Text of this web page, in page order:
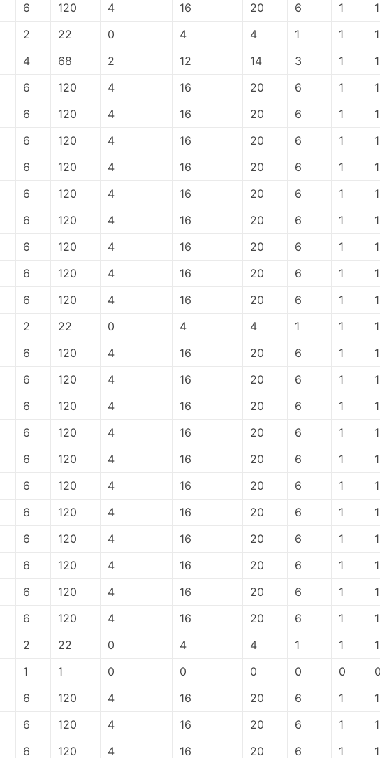
6 120 4 16 20 6 1 1
2 22 0 4 4 1 1 1
4 68 2 12 14 3 1 1
6 120 4 16 20 6 1 1
6 120 4 16 20 6 1 1
6 120 4 16 20 6 1 1
6 120 4 16 20 6 1 1
6 120 4 16 20 6 1 1
6 120 4 16 20 6 1 1
6 120 4 16 20 6 1 1
6 120 4 16 20 6 1 1
6 120 4 16 20 6 1 1
2 22 0 4 4 1 1 1
6 120 4 16 20 6 1 1
6 120 4 16 20 6 1 1
6 120 4 16 20 6 1 1
6 120 4 16 20 6 1 1
6 120 4 16 20 6 1 1
6 120 4 16 20 6 1 1
6 120 4 16 20 6 1 1
6 120 4 16 20 6 1 1
6 120 4 16 20 6 1 1
6 120 4 16 20 6 1 1
6 120 4 16 20 6 1 1
2 22 0 4 4 1 1 1
1 1 0 0 0 0 0 0
6 120 4 16 20 6 1 1
6 120 4 16 20 6 1 1
6 120 4 16 20 6 1 1